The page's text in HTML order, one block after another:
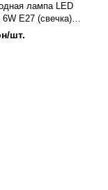
лампа LED
6W E27 (свечка)
шт.